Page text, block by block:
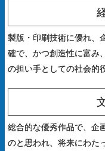
製版・印刷技術に優れ、
確で、かつ創造性に富み
の担い手としての社会的
総合的な優秀作品で、企
のと思われ、将来にわた